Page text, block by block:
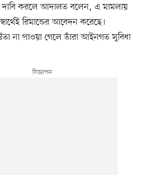
দাবি করলে আদালত বলেন, এ মামলায়
রিমান্ডের আবেদন করেছে।
না পাওয়া গেলে তাঁরা আইনগত সুবিধা